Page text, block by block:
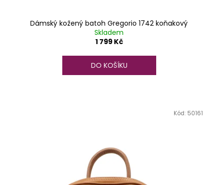
Dámský kožený batoh Gregorio 1742 koňakový
Skladem
1 799 Kč
DO KOŠÍKU
Kód: 50161